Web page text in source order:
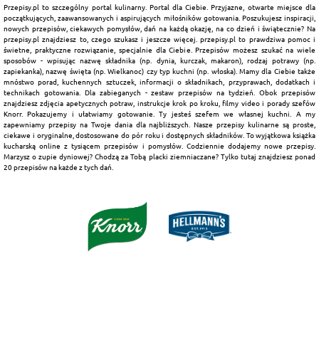
Przepisy.pl to szczególny portal kulinarny. Portal dla Ciebie. Przyjazne, otwarte miejsce dla
początkujących, zaawansowanych i aspirujących miłośników gotowania. Poszukujesz inspiracji,
nowych przepisów, ciekawych pomysłów, dań na każdą okazję, na co dzień i świątecznie? Na
przepisy.pl znajdziesz to, czego szukasz i jeszcze więcej. przepisy.pl to prawdziwa pomoc i
świetne, praktyczne rozwiązanie, specjalnie dla Ciebie. Przepisów możesz szukać na wiele
sposobów - wpisując nazwę składnika (np. dynia, kurczak, makaron), rodzaj potrawy (np.
zapiekanka), nazwę święta (np. Wielkanoc) czy typ kuchni (np. włoska). Mamy dla Ciebie także
mnóstwo porad, kuchennych sztuczek, informacji o składnikach, przyprawach, dodatkach i
technikach gotowania. Dla zabieganych - zestaw przepisów na tydzień. Obok przepisów
znajdziesz zdjęcia apetycznych potraw, instrukcje krok po kroku, filmy video i porady szefów
Knorr. Pokazujemy i ułatwiamy gotowanie. Ty jesteś szefem we własnej kuchni. A my
zapewniamy przepisy na Twoje dania dla najbliższych. Nasze przepisy kulinarne są proste,
ciekawe i oryginalne, dostosowane do pór roku i dostępnych składników. To wyjątkowa książka
kucharską online z tysiącem przepisów i pomysłów. Codziennie dodajemy nowe przepisy.
Marzysz o zupie dyniowej? Chodzą za Tobą placki ziemniaczane? Tylko tutaj znajdziesz ponad
20 przepisów na każde z tych dań.